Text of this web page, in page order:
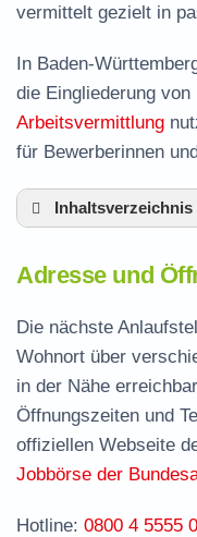
vermittelt gezielt in
In Baden-
die Eingliederung
Arbeitsvermittlung
für Bewerberinnen
Inhaltsverzeichnis
Leistungen
Termin
Jobcenter
Häufige
Adresse und
Die nächste
Wohnort über
in der Nähe
Öffnungszeiten und
offiziellen Webseite
Jobbörse der
Hotline: 0800 4 5555